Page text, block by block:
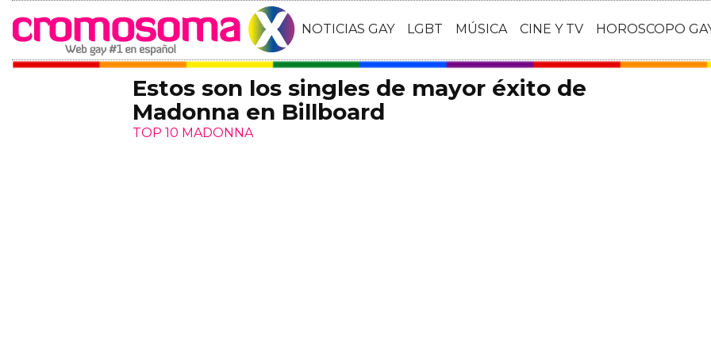
NOTICIAS GAY LGBT MÚSICA CINE Y TV HOROSCOPO
Estos son los singles de mayor éxito de
Madonna en Billboard
TOP 10 MADONNA